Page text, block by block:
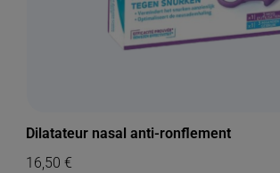
Dilatateur nasal anti-ronflement
16,50€